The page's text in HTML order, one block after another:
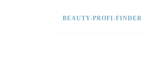
BEAUTY-PROFI-FINDER